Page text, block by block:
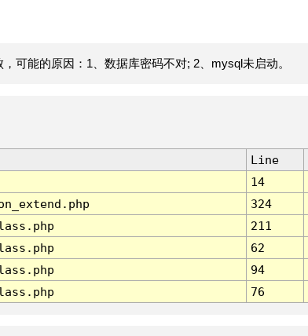
可能的原因：1、数据库密码不对; 2、mysql未启动。
Line
14
324
211
62
94
76